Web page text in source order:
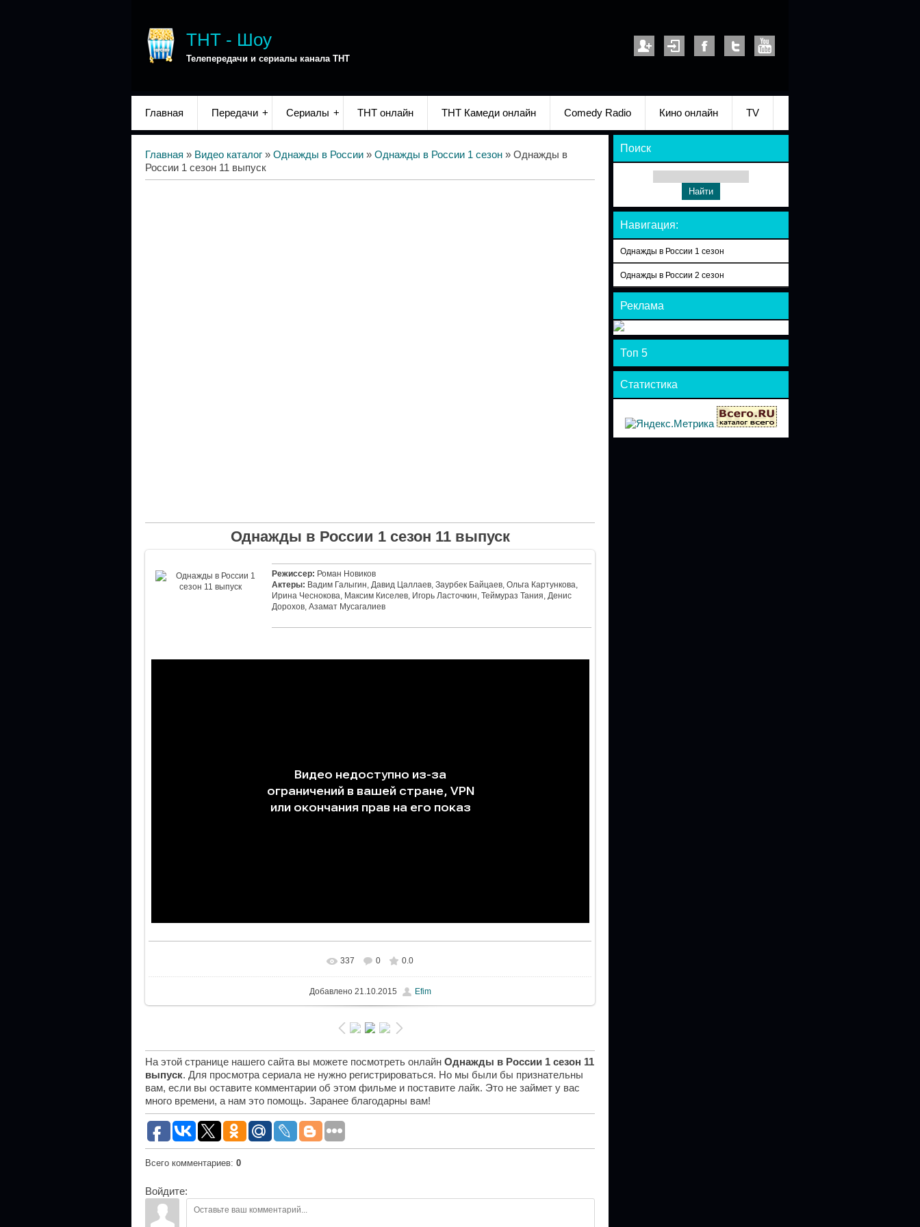
ТНТ - Шоу
Телепередачи и сериалы канала ТНТ
Главная Передачи Сериалы ТНТ онлайн ТНТ Камеди онлайн Comedy Radio Кино онлайн TV
Главная » Видео каталог » Однажды в России » Однажды в России 1 сезон » Однажды в
России 1 сезон 11 выпуск
Однажды в России 1 сезон 11 выпуск
Режиссер: Роман Новиков
Актеры: Вадим Галыгин, Давид Цаллаев, Заурбек Байцаев, Ольга Картункова,
Ирина Чеснокова, Максим Киселев, Игорь Ласточкин, Теймураз Тания, Денис
Дорохов, Азамат Мусагалиев
337 0 0.0
Добавлено21.10.2015 Efim
На этой странице нашего сайта вы можете посмотреть онлайн Однажды в России 1 сезон 11
выпуск. Для просмотра сериала не нужно регистрироваться. Но мы были бы признательны
вам, если вы оставите комментарии об этом фильме и поставите лайк. Это не займет у вас
много времени, а нам это помощь. Заранее благодарны вам!
Всего комментариев: 0
Войдите:
Поиск
Навигация:
Однажды в России 1 сезон
Однажды в России 2 сезон
Реклама
Топ 5
Статистика